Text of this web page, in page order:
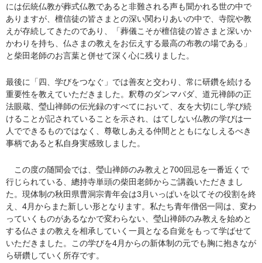
には伝統仏教が葬式仏教であると非難される声も聞かれる世の中で
ありますが、檀信徒の皆さまとの深い関わりあいの中で、寺院や教
えが存続してきたのであり、「葬儀こそが檀信徒の皆さまと深いか
かわりを持ち、仏さまの教えをお伝えする最高の布教の場である」
と柴田老師のお言葉と併せて深く心に残りました。
最後に「四、学びをつなぐ」では善友と交わり、常に研鑽を続ける
重要性を教えていただきました。釈尊のダンマパダ、道元禅師の正
法眼蔵、瑩山禅師の伝光録のすべてにおいて、友を大切にし学び続
けることが記されていることを示され、はてしない仏教の学びは一
人でできるものではなく、尊敬しあえる仲間とともになしえるべき
事柄であると私自身実感致しました。
この度の随聞会では、瑩山禅師のみ教えと700回忌を一番近くで
行じられている、總持寺単頭の柴田老師からご講義いただきまし
た。現体制の秋田県曹洞宗青年会は3月いっぱいを以てその役割を終
え、4月からまた新しい形となります。私たち青年僧侶一同は、変わ
っていくものがあるなかで変わらない、瑩山禅師のみ教えを始めと
する仏さまの教えを相承していく一員となる自覚をもって学ばせて
いただきました。この学びを4月からの新体制の元でも胸に抱きなが
ら研鑽していく所存です。